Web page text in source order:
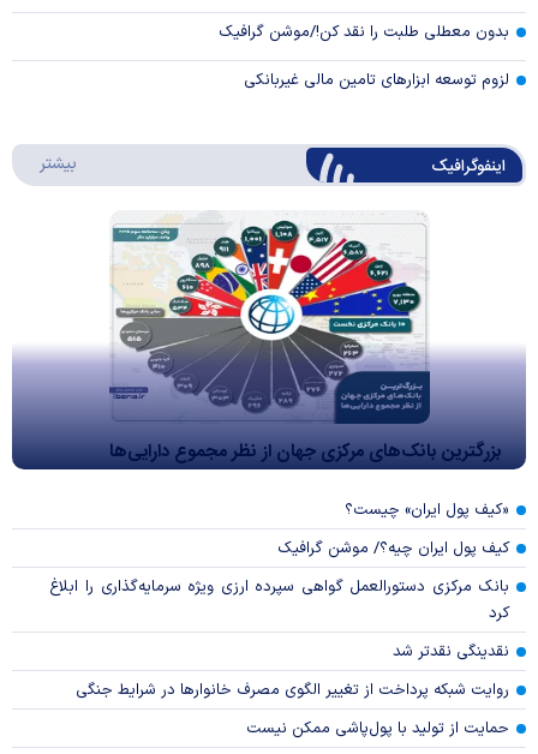
بدون معطلی طلبت را نقد کن!/موشن گرافیک
لزوم توسعه ابزارهای تامین مالی غیربانکی
اینفوگرافیک بیشتر
بزرگترین بانک‌های مرکزی جهان از نظر مجموع دارایی‌ها
«کیف پول ایران» چیست؟
کیف پول ایران چیه؟/ موشن گرافیک
بانک مرکزی دستورالعمل گواهی سپرده ارزی ویژه سرمایه‌گذاری را ابلاغ
کرد
نقدینگی نقدتر شد
روایت شبکه پرداخت از تغییر الگوی مصرف خانوار‌ها در شرایط جنگی
حمایت از تولید با پول‌پاشی ممکن نیست